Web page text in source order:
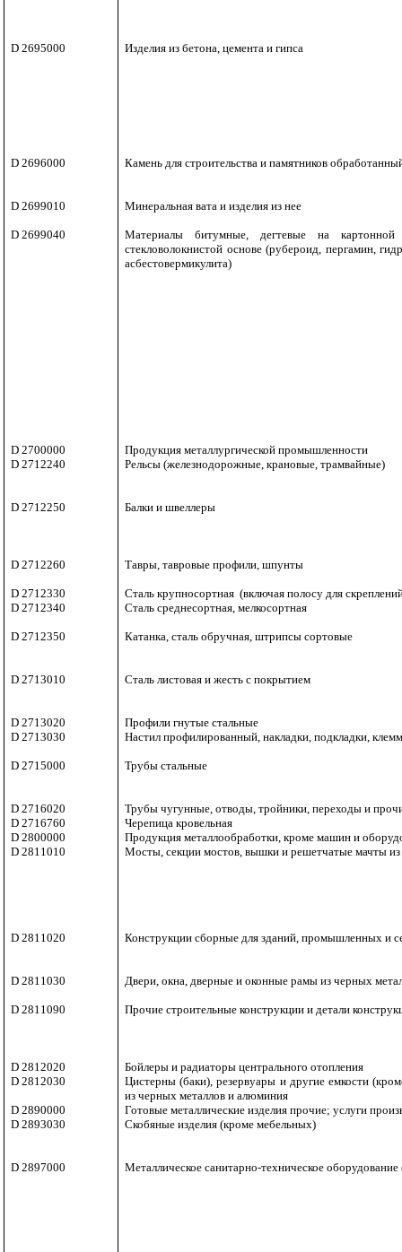
D 2695000 Изделия из бетона, цемента и гипса
D 2696000 Камень для строительства и памятников
D 2699010 Минеральная вата и изделия из нее
D 2699040
Материалы битумные, дегтевые на
стекловолокнистой основе (рубероид, пергамин,
асбестовермикулита)
D 2700000
Продукция металлургической промышленности
D 2712240
Рельсы (железнодорожные, крановые, трамвайные)
D 2712250 Балки и швеллеры
D 2712260 Тавры, тавровые профили, шпунты
D 2712330 Сталь крупносортная (включая полосу для
D 2712340
Сталь среднесортная, мелкосортная
D 2712350 Катанка, сталь обручная, штрипсы сортовые
D 2713010 Сталь листовая и жесть с покрытием
D 2713020
Профили гнутые стальные
D 2713030
Настил профилированный, накладки, подкладки,
D 2715000 Трубы стальные
D 2716020
Трубы чугунные, отводы, тройники, переходы и
D 2716760
Черепица кровельная
D 2800000
Продукция металлообработки, кроме машин и
D 2811010
Мосты, секции мостов, вышки и решетчатые мачты
D 2811020 Конструкции сборные для зданий, промышленных и
D 2811030 Двери, окна, дверные и оконные рамы из черных
D 2811090 Прочие строительные конструкции и детали
D 2812020
Бойлеры и радиаторы центрального отопления
D 2812030
Цистерны (баки), резервуары и другие емкости
из черных металлов и алюминия
D 2890000
Готовые металлические изделия прочие; услуги
D 2893030
Скобяные изделия (кроме мебельных)
D 2897000 Металлическое санитарно-техническое